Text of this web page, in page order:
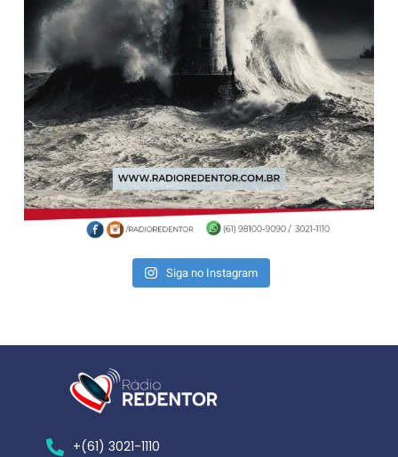
Siga no Instagram
+(61) 3021-1110